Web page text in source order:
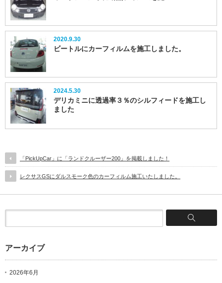
2020.9.30
ビートルにカーフィルムを施工しました。
2024.5.30
デリカミニに透過率３％のシルフィードを施工し
ました
「PickUpCar」に「ランドクルーザー200」を掲載しました！
レクサスGSにダルスモーク色のカーフィルム施工いたしました。
アーカイブ
2026年6月